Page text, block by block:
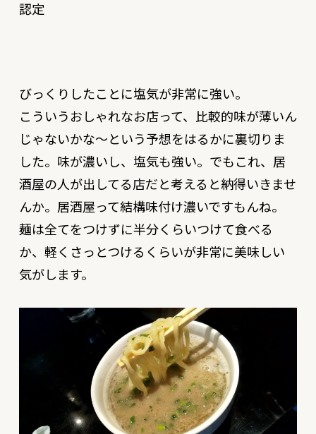
びっくりしたことに塩気が非常に強い。
こういうおしゃれなお店って、比較的味が薄いん
じゃないかな〜という予想をはるかに裏切りま
した。味が濃いし、塩気も強い。でもこれ、居
酒屋の人が出してる店だと考えると納得いきませ
んか。居酒屋って結構味付け濃いですもんね。
麺は全てをつけずに半分くらいつけて食べる
か、軽くさっとつけるくらいが非常に美味しい
気がします。